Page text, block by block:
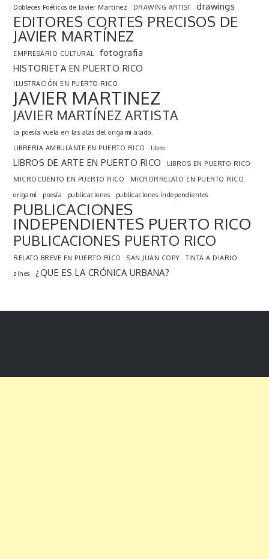
Dobleces Poéticos de Javier Martinez
DRAWING ARTIST drawings
EDITORES CORTES PRECISOS DE
JAVIER MARTÍNEZ
EMPRESARIO CULTURAL
fotografia
HISTORIETA EN PUERTO RICO
ILUSTRACIÓN EN PUERTO RICO
JAVIER MARTINEZ
JAVIER MARTÍNEZ ARTISTA
la poesía vuela en las alas del origami alado.
LIBRERIA AMBULANTE EN PUERTO RICO
libro
LIBROS DE ARTE EN PUERTO RICO
LIBROS EN PUERTO RICO
MICROCUENTO EN PUERTO RICO
MICRORRELATO EN PUERTO RICO
origami
poesía publicaciones publicaciones independientes
PUBLICACIONES
INDEPENDIENTES PUERTO RICO
PUBLICACIONES PUERTO RICO
RELATO BREVE EN PUERTO RICO SAN JUAN COPY
TINTA A DIARIO
zines
¿QUE ES LA CRÓNICA URBANA?